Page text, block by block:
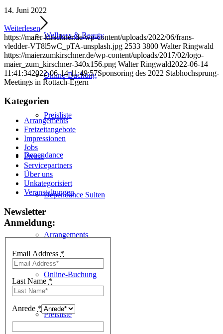
Wellness & Beauty
Online-Buchung
Preisliste
Dependance
Dependance Suiten
Arrangements
Online-Buchung
Preisliste
14. Juni 2022
Weiterlesen
https://maier-kirschner.de/wp-content/uploads/2022/06/frans-
vledder-VT8l5wC_pTA-unsplash.jpg 2533 3800 Walter Ringwald
https://maierzumkirschner.de/wp-content/uploads/2017/02/logo-
maier_zum_kirschner-340x156.png Walter Ringwald2022-06-14
11:41:342022-06-14 11:49:57Sponsoring des 2022 Stabhochsprung-
Meetings in Rottach-Egern
Kategorien
Arrangements
Freizeitangebote
Impressionen
Jobs
Presse
Servicepartners
Über uns
Unkategorisiert
Veranstaltungen
Newsletter
Anmeldung:
Email Address *
Last Name*
Anrede *